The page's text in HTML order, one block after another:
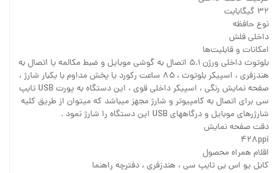
۳۲ گیگابایت
نوع حافظه
داخلی فلش
امکانات و قابلیت‌ها
بلوتوث داخلی ورژن ۵.۱ اتصال به گوشی موبایل و ضبط مکالمه یا اتصال به
هندزفری ، اسپیکر بلوتوث ، ۸۵ ساعت رکورد یا پخش مداوم با یکبار شارژ ،
صفحه نمایش رنگی ، اسپیکر داخلی قوی ، این دستگاه به پورت USB تایپ
سی برای اتصال به کامپیوتر و شارژ مجهز میباشد که میتوان از طریق کلیه
شارژرهای موبایل و درگاههای USB این دستگاه را شارژ نمود .
دقت صفحه نمایش
۴۲۸ppi
اقلام همراه محصول
کابل یو اس بی تایپ سی ، هندزفری ، دفترچه راهنما